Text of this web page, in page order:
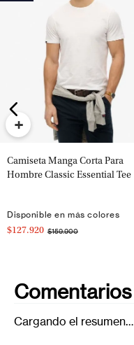
+
Camiseta Manga Corta Para
Hombre Classic Essential Tee
Disponible en más colores
$127.920 $159.900
Comentarios
Cargando el resumen…